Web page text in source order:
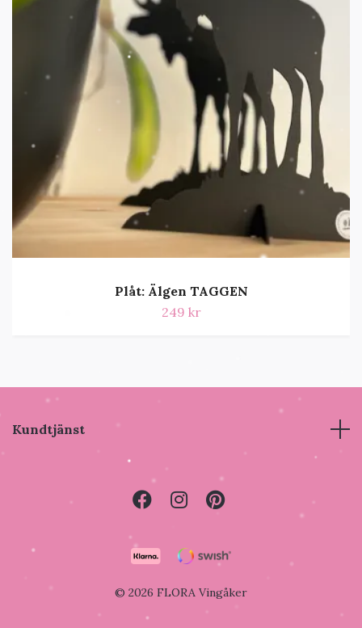
Plåt: Älgen TAGGEN
249 kr
Kundtjänst
© 2026 FLORA Vingåker